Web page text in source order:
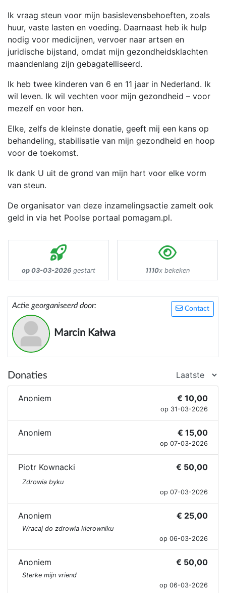
Ik vraag steun voor mijn basislevensbehoeften, zoals
huur, vaste lasten en voeding. Daarnaast heb ik hulp
nodig voor medicijnen, vervoer naar artsen en
juridische bijstand, omdat mijn gezondheidsklachten
maandenlang zijn gebagatelliseerd.
Ik heb twee kinderen van 6 en 11 jaar in Nederland. Ik
wil leven. Ik wil vechten voor mijn gezondheid – voor
mezelf en voor hen.
Elke, zelfs de kleinste donatie, geeft mij een kans op
behandeling, stabilisatie van mijn gezondheid en hoop
voor de toekomst.
Ik dank U uit de grond van mijn hart voor elke vorm
van steun.
De organisator van deze inzamelingsactie zamelt ook
geld in via het Poolse portaal pomagam.pl.
op 03-03-2026 gestart 1110x bekeken
Contact
Actie georganiseerd door:
Marcin Kałwa
Donaties
Anoniem € 10,00
op 31-03-2026
Anoniem € 15,00
op 07-03-2026
Piotr Kownacki € 50,00
Zdrowia byku
op 07-03-2026
Anoniem € 25,00
Wracaj do zdrowia kierowniku
op 06-03-2026
Anoniem € 50,00
Sterke mijn vriend
op 06-03-2026